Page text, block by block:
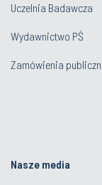
Uczelnia Badawcza
Wydawnictwo PŚ
Zamówienia
Nasze media